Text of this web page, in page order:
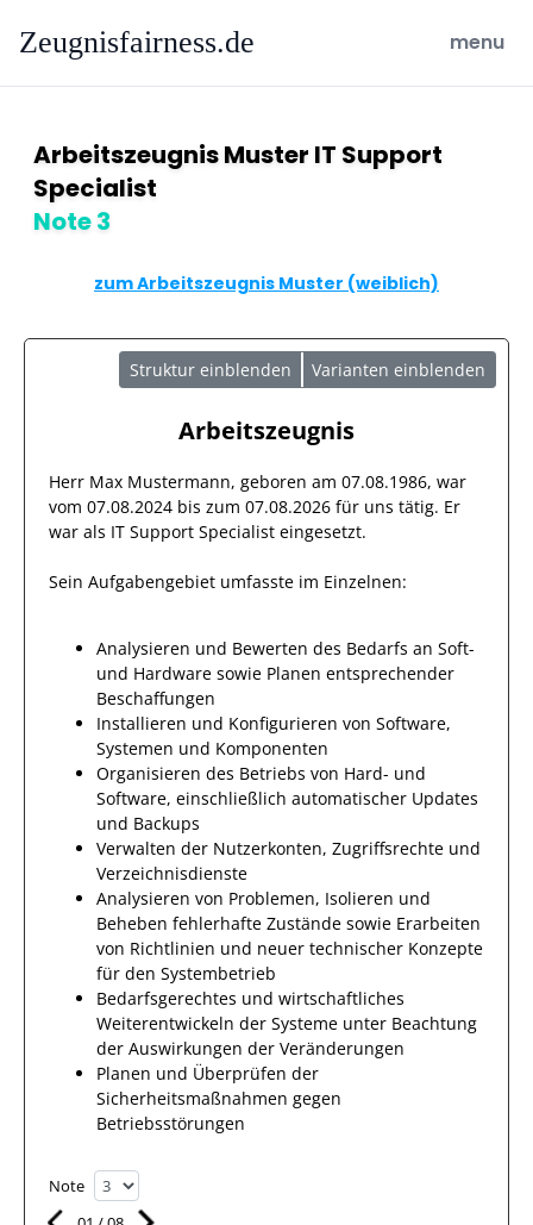
Zeugnisfairness.de open
menu
Arbeitszeugnis Muster IT Support
Specialist
Note 3
zum Arbeitszeugnis Muster (weiblich)
Struktur einblenden Varianten einblenden
Arbeitszeugnis
Herr Max Mustermann, geboren am 07.08.1986, war
vom 07.08.2024 bis zum 07.08.2026 für uns tätig. Er
war als IT Support Specialist eingesetzt.
Sein Aufgabengebiet umfasste im Einzelnen:
Analysieren und Bewerten des Bedarfs an Soft-
und Hardware sowie Planen entsprechender
Beschaffungen
Installieren und Konfigurieren von Software,
Systemen und Komponenten
Organisieren des Betriebs von Hard- und
Software, einschließlich automatischer Updates
und Backups
Verwalten der Nutzerkonten, Zugriffsrechte und
Verzeichnisdienste
Analysieren von Problemen, Isolieren und
Beheben fehlerhafte Zustände sowie Erarbeiten
von Richtlinien und neuer technischer Konzepte
für den Systembetrieb
Bedarfsgerechtes und wirtschaftliches
Weiterentwickeln der Systeme unter Beachtung
der Auswirkungen der Veränderungen
Planen und Überprüfen der
Sicherheitsmaßnahmen gegen
Betriebsstörungen
Note